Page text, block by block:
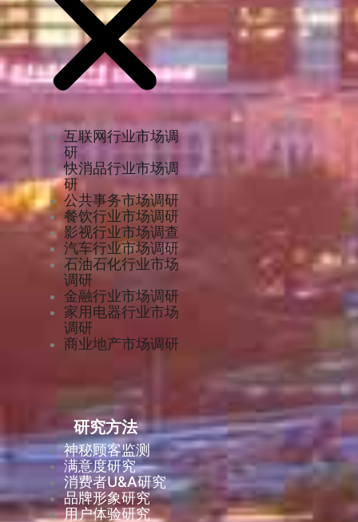
互联网行业市场调
研
快消品行业市场调
研
公共事务市场调研
餐饮行业市场调研
影视行业市场调查
汽车行业市场调研
石油石化行业市场
调研
金融行业市场调研
家用电器行业市场
调研
商业地产市场调研
研究方法
神秘顾客监测
满意度研究
消费者U&A研究
品牌形象研究
用户体验研究